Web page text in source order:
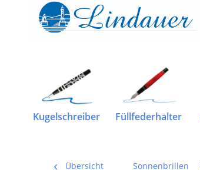
Kugelschreiber Füllfederhalter
Übersicht Sonnenbrillen